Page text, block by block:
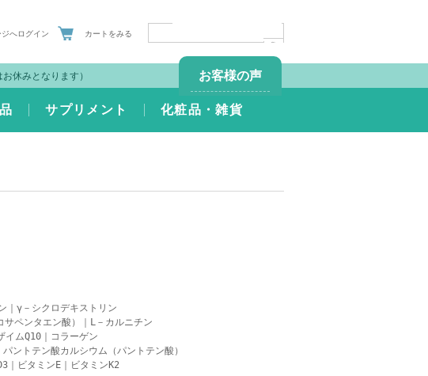
へログイン カートをみる
休みとなります）
サプリメント 化粧品・雑貨
お客様の声
γ－シクロデキストリン
サペンタエン酸）
L－カルニチン
イムQ10
コラーゲン
パントテン酸カルシウム（パントテン酸）
ビタミンE
ビタミンK2